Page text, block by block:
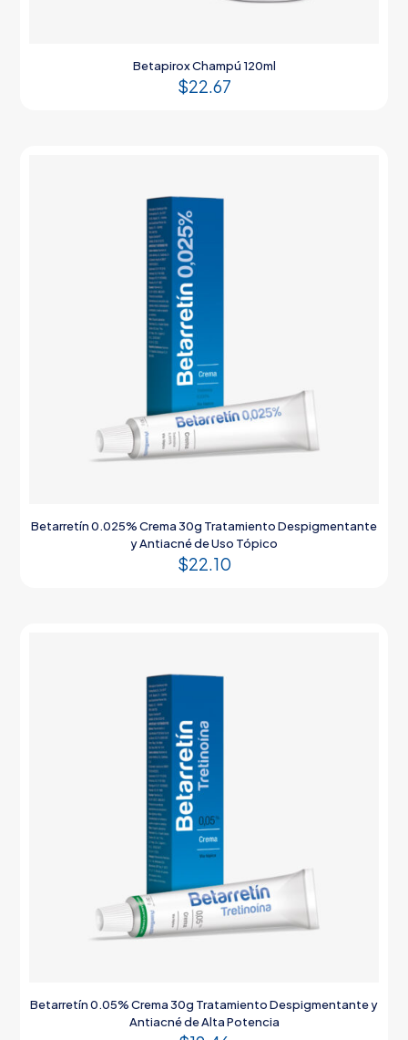
Betapirox Champú 120ml
$22.67
Betarretín 0.025% Crema 30g Tratamiento Despigmentante
y Antiacné de Uso Tópico
$22.10
Betarretín 0.05% Crema 30g Tratamiento Despigmentante y
Antiacné de Alta Potencia